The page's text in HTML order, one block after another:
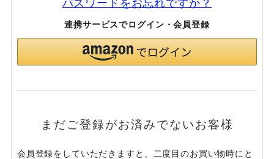
パスワードをお忘れですか？
連携サービスでログイン・会員登録
まだご登録がお済みでないお客様
会員登録をしていただきますと、二度目のお買い物時にと